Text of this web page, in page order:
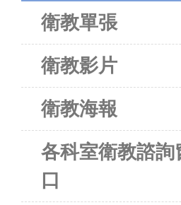
衛教單張
衛教影片
衛教海報
各科室衛教諮詢
口